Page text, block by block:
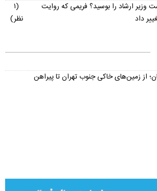
وزیر ارشاد را بوسید؟ فریمی که روایت
داد
(۱
نظر)
از زمین‌های خاکی جنوب تهران تا پیراهن